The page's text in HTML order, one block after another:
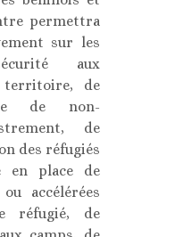
permettra
sur les
aux
territoire, de
de non-
de
des réfugiés
en place de
accélérées
réfugié, de